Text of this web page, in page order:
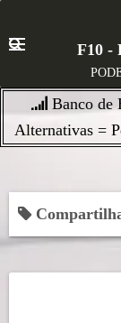
c
F10 -
Banco de
Alternativas =